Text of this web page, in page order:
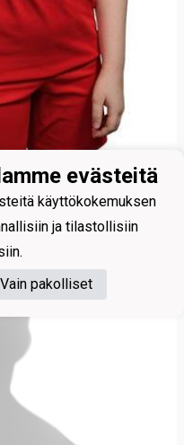
evästeitä
käyttökokemuksen
ja tilastollisiin
Vain pakolliset